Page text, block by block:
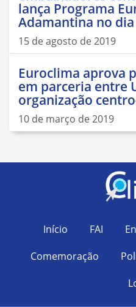
lança Programa
Adamantina no
15 de agosto de 2019
Euroclima aprova
em parceria entre
organização
10 de março de 2019
Início FAI
Comemoração